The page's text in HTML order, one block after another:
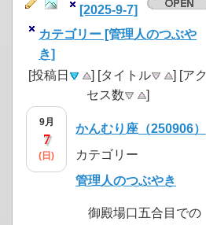
[2025-9-7]
カテゴリー [管理人のつぶや
き]
[投稿日
] [タイトル
] [アク
セス数
]
9月
7
(日)
かんむり座（250906）
カテゴリー
管理人のつぶやき
御殿場口五合目での